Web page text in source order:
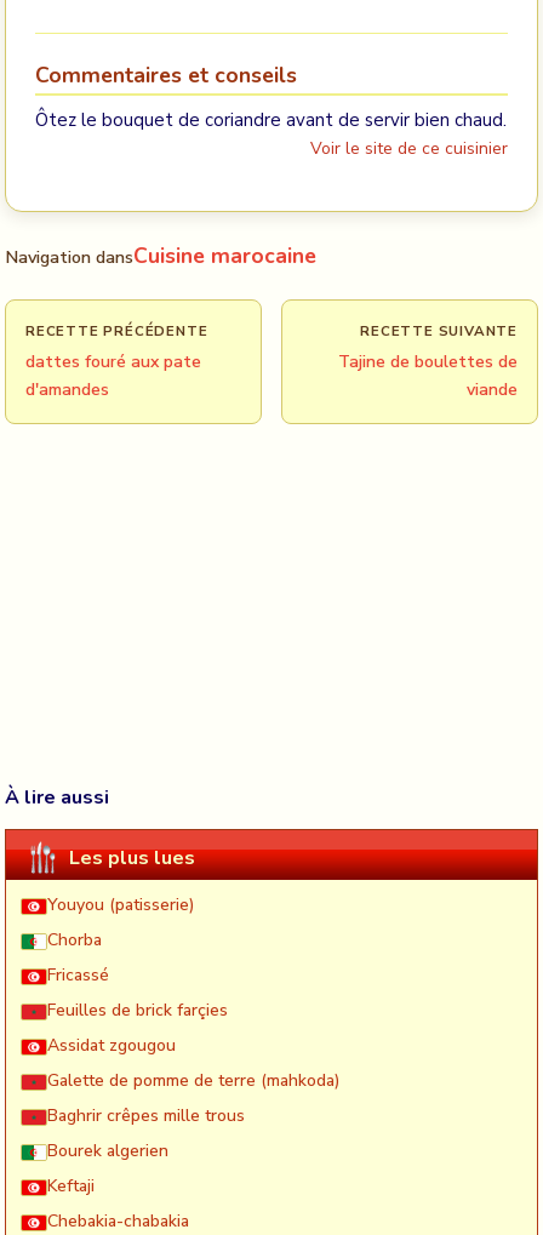
Commentaires et conseils
Ôtez le bouquet de coriandre avant de servir bien chaud.
Voir le site de ce cuisinier
Navigation dansCuisine marocaine
RECETTE PRÉCÉDENTE
dattes fouré aux pate
d'amandes
RECETTE SUIVANTE
Tajine de boulettes de
viande
À lire aussi
Les plus lues
Youyou (patisserie)
Chorba
Fricassé
Feuilles de brick farçies
Assidat zgougou
Galette de pomme de terre (mahkoda)
Baghrir crêpes mille trous
Bourek algerien
Keftaji
Chebakia-chabakia